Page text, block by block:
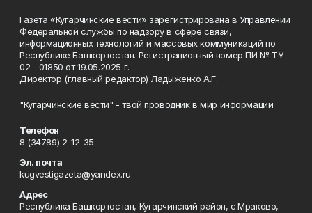
Газета «Кугарчинские вести» зарегистрирована в Управлении
Федеральной службы по надзору в сфере связи,
информационных технологий и массовых коммуникаций по
Республике Башкортостан. Регистрационный номер ПИ № ТУ
02 - 01850 от 19.05.2025 г.
Директор (главный редактор) Ладыженко А.Г.
"Кугарчинские вести" - твой проводник в мир информации
Телефон
8 (34789) 2-12-35
Эл. почта
kugvestigazeta@yandex.ru
Адрес
Республика Башкортостан, Кугарчинский район, с.Мраково,